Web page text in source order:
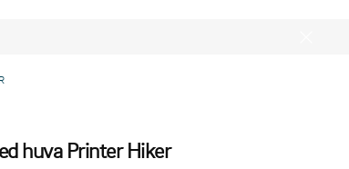
huva Printer Hiker